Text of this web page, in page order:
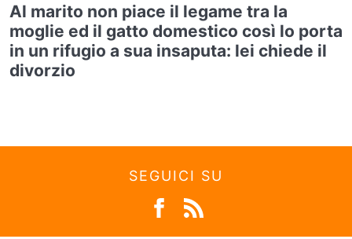
Al marito non piace il legame tra la
moglie ed il gatto domestico così lo porta
in un rifugio a sua insaputa: lei chiede il
divorzio
SEGUICI SU